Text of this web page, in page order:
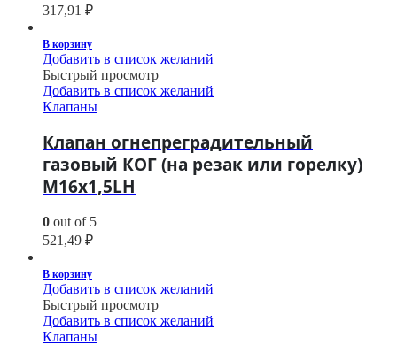
317,91 ₽
В корзину
Добавить в список желаний
Быстрый просмотр
Добавить в список желаний
Клапаны
Клапан огнепреградительный
газовый КОГ (на резак или горелку)
М16х1,5LH
0 out of 5
521,49 ₽
В корзину
Добавить в список желаний
Быстрый просмотр
Добавить в список желаний
Клапаны